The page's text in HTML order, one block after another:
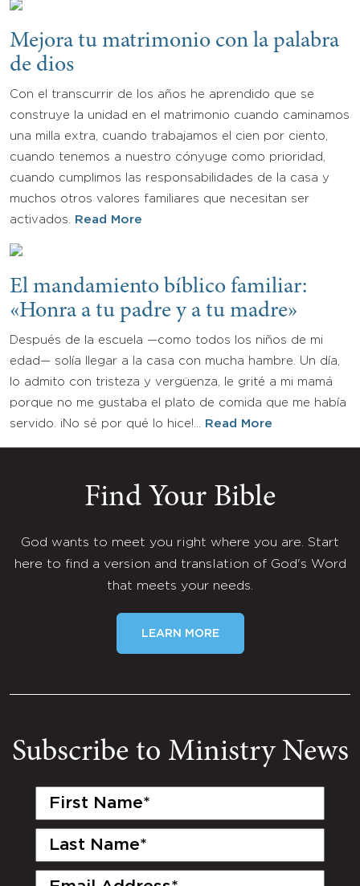
Mejora tu matrimonio con la palabra
de dios
Con el transcurrir de los años he aprendido que se
construye la unidad en el matrimonio cuando caminamos
una milla extra, cuando trabajamos el cien por ciento,
cuando tenemos a nuestro cónyuge como prioridad,
cuando cumplimos las responsabilidades de la casa y
muchos otros valores familiares que necesitan ser
activados.
Read More
El mandamiento bíblico familiar:
«Honra a tu padre y a tu madre»
Después de la escuela —como todos los niños de mi
edad— solía llegar a la casa con mucha hambre. Un día,
lo admito con tristeza y vergüenza, le grité a mi mamá
porque no me gustaba el plato de comida que me había
servido. ¡No sé por qué lo hice!…
Read More
Find Your Bible
God wants to meet you right where you are. Start
here to find a version and translation of God's Word
that meets your needs.
LEARN MORE
Subscribe to Ministry News
First
Last
Email
(Required)